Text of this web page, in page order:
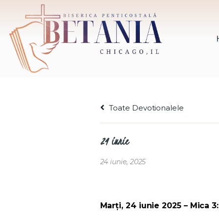
Toate Devotionalele
24 iunie
24 iunie, 2025
Marți, 24 iunie 2025 – Mica